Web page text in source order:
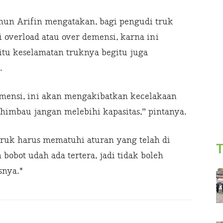
Arifin mengatakan, bagi pengudi truk
atau over demensi, karna ini
keselamatan truknya begitu juga
ini akan mengakibatkan kecelakaan
jangan melebihi kapasitas,” pintanya.
harus mematuhi aturan yang telah di
udah ada tertera, jadi tidak boleh